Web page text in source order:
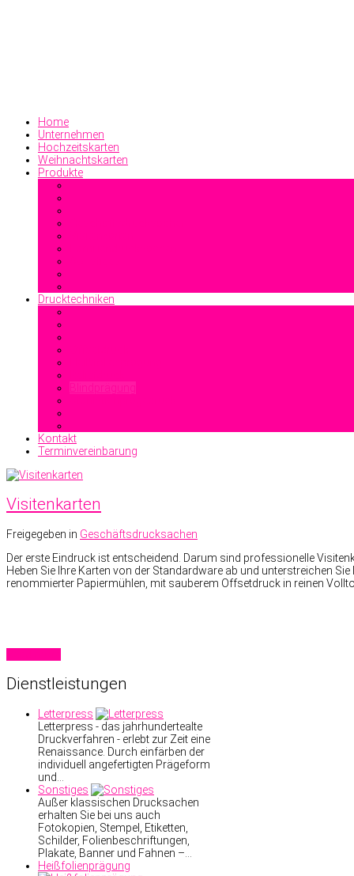
Home
Unternehmen
Hochzeitskarten
Weihnachtskarten
Produkte
Drucktechniken
Blindprägung
Kontakt
Terminvereinbarung
Visitenkarten
Freigegeben in Geschäftsdrucksachen
Der erste Eindruck ist entscheidend. Darum sind professionelle
Heben Sie Ihre Karten von der Standardware ab und unterstreichen
renommierter Papiermühlen, mit sauberem Offsetdruck in reinen
Dienstleistungen
Letterpress
Letterpress - das jahrhundertealte
Druckverfahren - erlebt zur Zeit eine
Renaissance. Durch einfärben der
individuell angefertigten Prägeform
und…
Sonstiges
Außer klassischen Drucksachen
erhalten Sie bei uns auch
Fotokopien, Stempel, Etiketten,
Schilder, Folienbeschriftungen,
Plakate, Banner und Fahnen –…
Heißfolienprägung